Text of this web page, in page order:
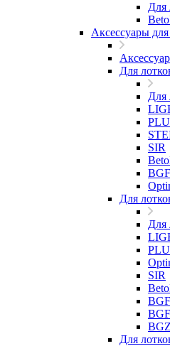
Для
Аксессуары для
Для
Для
SIR
Для
Для
SIR
Для